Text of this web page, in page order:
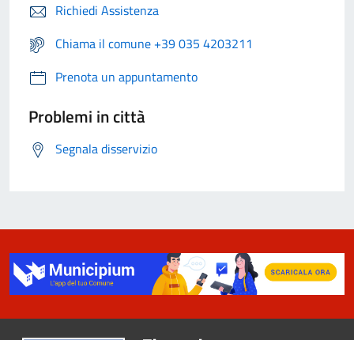
Richiedi Assistenza
Chiama il comune +39 035 4203211
Prenota un appuntamento
Problemi in città
Segnala disservizio